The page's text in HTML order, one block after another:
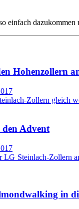
einfach
Hohenzollern
Zollern gleich
Advent
Steinlach-Zollern
in